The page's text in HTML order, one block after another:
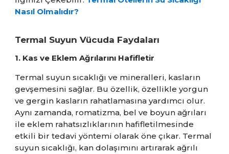
Nasıl Olmalıdır?
Termal Suyun Vücuda Faydaları
1. Kas ve Eklem Ağrılarını Hafifletir
Termal suyun sıcaklığı ve mineralleri, kasların
gevşemesini sağlar. Bu özellik, özellikle yorgun
ve gergin kasların rahatlamasına yardımcı olur.
Aynı zamanda, romatizma, bel ve boyun ağrıları
ile eklem rahatsızlıklarının hafifletilmesinde
etkili bir tedavi yöntemi olarak öne çıkar. Termal
suyun sıcaklığı, kan dolaşımını artırarak ağrılı